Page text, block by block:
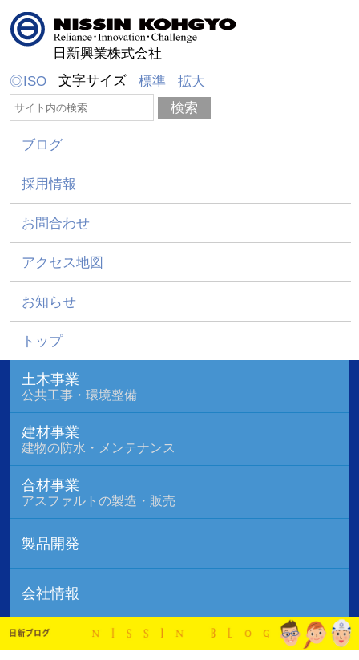
日新興業株式会社
◎ISO
文字サイズ 標準 拡大
ブログ
採用情報
お問合わせ
アクセス地図
お知らせ
トップ
土木事業
公共工事・環境整備
建材事業
建物の防水・メンテナンス
合材事業
アスファルトの製造・販売
製品開発
会社情報